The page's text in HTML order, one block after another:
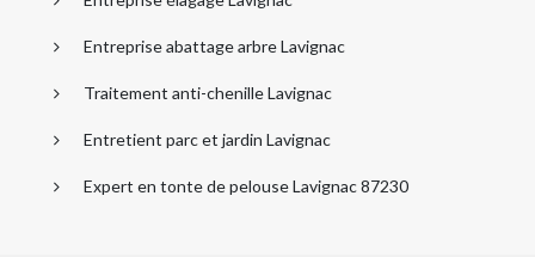
Entreprise abattage arbre Lavignac
Traitement anti-chenille Lavignac
Entretient parc et jardin Lavignac
Expert en tonte de pelouse Lavignac 87230